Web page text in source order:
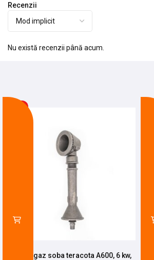
Recenzii
Nu există recenzii până acum.
Arzator gaz soba teracota A600, 6 kw,